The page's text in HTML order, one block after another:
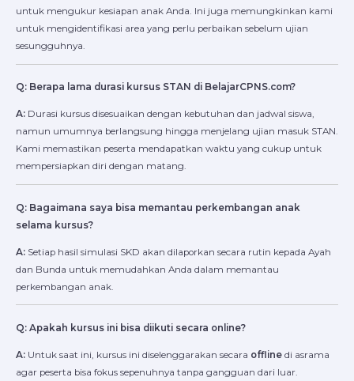
untuk mengukur kesiapan anak Anda. Ini juga memungkinkan kami
untuk mengidentifikasi area yang perlu perbaikan sebelum ujian
sesungguhnya.
Q: Berapa lama durasi kursus STAN di BelajarCPNS.com?
A: Durasi kursus disesuaikan dengan kebutuhan dan jadwal siswa,
namun umumnya berlangsung hingga menjelang ujian masuk STAN.
Kami memastikan peserta mendapatkan waktu yang cukup untuk
mempersiapkan diri dengan matang.
Q: Bagaimana saya bisa memantau perkembangan anak
selama kursus?
A: Setiap hasil simulasi SKD akan dilaporkan secara rutin kepada Ayah
dan Bunda untuk memudahkan Anda dalam memantau
perkembangan anak.
Q: Apakah kursus ini bisa diikuti secara online?
A: Untuk saat ini, kursus ini diselenggarakan secara offline di asrama
agar peserta bisa fokus sepenuhnya tanpa gangguan dari luar.